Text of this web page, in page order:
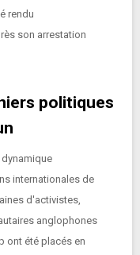
rendu
son arrestation
politiques
internationales de
d'activistes,
anglophones
ont été placés en